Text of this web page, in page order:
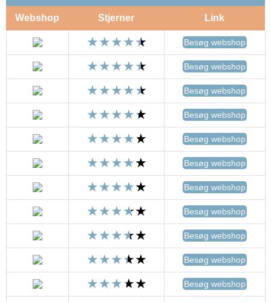
Webshop Stjerner Link
Besøg webshop
Besøg webshop
Besøg webshop
Besøg webshop
Besøg webshop
Besøg webshop
Besøg webshop
Besøg webshop
Besøg webshop
Besøg webshop
Besøg webshop